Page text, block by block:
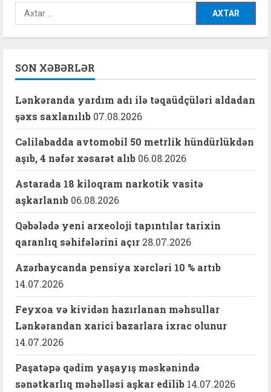
Axtarış:
SON XƏBƏRLƏR
Lənkəranda yardım adı ilə təqaüdçüləri aldadan
şəxs saxlanılıb 07.08.2026
Cəlilabadda avtomobil 50 metrlik hündürlükdən
aşıb, 4 nəfər xəsarət alıb 06.08.2026
Astarada 18 kiloqram narkotik vasitə
aşkarlanıb 06.08.2026
Qəbələdə yeni arxeoloji tapıntılar tarixin
qaranlıq səhifələrini açır 28.07.2026
Azərbaycanda pensiya xərcləri 10 % artıb
14.07.2026
Feyxoa və kividən hazırlanan məhsullar
Lənkərandan xarici bazarlara ixrac olunur
14.07.2026
Paşatəpə qədim yaşayış məskənində
sənətkarlıq məhəlləsi aşkar edilib 14.07.2026